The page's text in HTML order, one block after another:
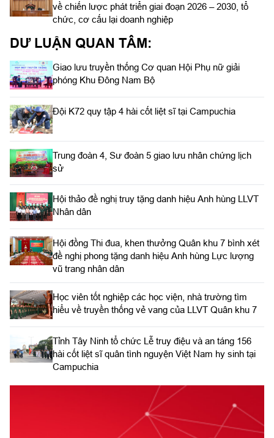
về chiến lược phát triển giai đoạn 2026 – 2030, tổ
chức, cơ cấu lại doanh nghiệp
DƯ LUẬN QUAN TÂM:
Giao lưu truyền thống Cơ quan Hội Phụ nữ giải
phóng Khu Đông Nam Bộ
Đội K72 quy tập 4 hài cốt liệt sĩ tại Campuchia
Trung đoàn 4, Sư đoàn 5 giao lưu nhân chứng lịch
sử
Hội thảo đề nghị truy tặng danh hiệu Anh hùng LLVT
Nhân dân
Hội đồng Thi đua, khen thưởng Quân khu 7 bình xét
đề nghị phong tặng danh hiệu Anh hùng Lực lượng
vũ trang nhân dân
Học viên tốt nghiệp các học viện, nhà trường tìm
hiểu về truyền thống vẻ vang của LLVT Quân khu 7
​Tỉnh Tây Ninh tổ chức Lễ truy điệu và an táng 156
hài cốt liệt sĩ quân tình nguyện Việt Nam hy sinh tại
Campuchia